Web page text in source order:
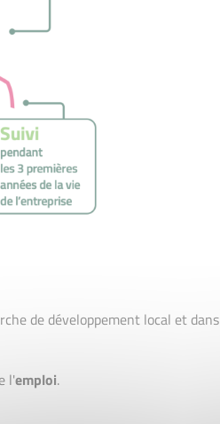
de développement local et dans
l'emploi.